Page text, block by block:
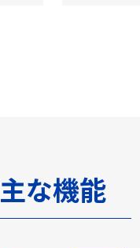
主な機能